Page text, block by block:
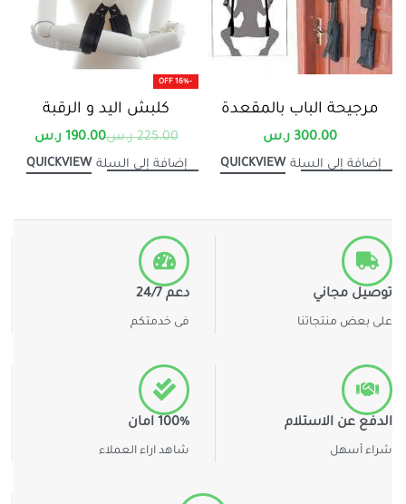
مرجيحة الباب بالمقعدة
300.00 ر.س
إضافة إلى السلة QUICKVIEW
-16% OFF
كلبش اليد و الرقبة
225.00 ر.س190.00 ر.س
إضافة إلى السلة QUICKVIEW
توصيل مجاني
على بعض منتجاتنا
دعم 24/7
فى خدمتكم
الدفع عن الاستلام
شراء أسهل
100% امان
شاهد اراء العملاء